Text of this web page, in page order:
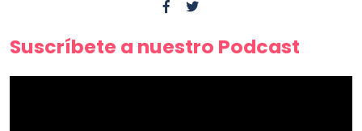
Suscríbete a nuestro Podcast